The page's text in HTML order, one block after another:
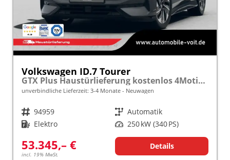
Volkswagen ID.7 Tourer
GTX Plus Haustürlieferung kostenlos 4Motion 86 (91 kWh) Automatik 340PS (Elektro) HeadUp/Soundsystem/ACC/Navi/360/belüftete Vordersitze/elektr. Heckklappe frei konfigurierbar!
unverbindliche Lieferzeit: 3-4 Monate Neuwagen
Fahrzeugnr. 94959 Getriebe Automatik
Kraftstoff Elektro Leistung 250 kW (340 PS)
53.345,– €
incl. 19% MwSt.
Details